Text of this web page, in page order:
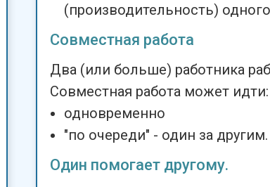
(производительность)
Один помогает другому.
Два (или больше) работника
Совместная работа может идти:
одновременно
"по очереди" - один за другим.
Совместная работа